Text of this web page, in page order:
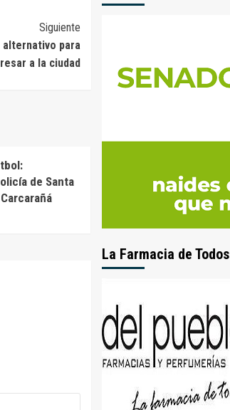
Siguiente
alternativo para
a la ciudad
de Santa
La Farmacia de Todos